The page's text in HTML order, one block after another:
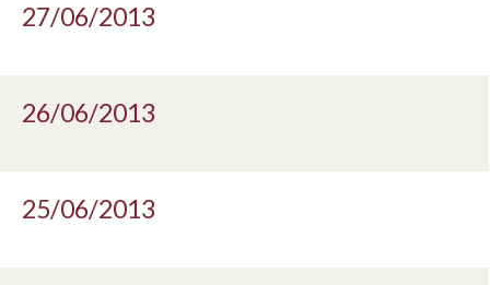
27/06/2013
26/06/2013
25/06/2013